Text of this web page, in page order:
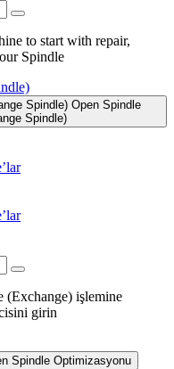
to start with repair,
Spindle
Spindle) Open Spindle
Spindle)
(Exchange) işlemine
girin
Spindle Optimizasyonu